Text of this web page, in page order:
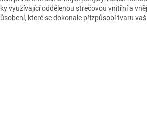
využívající oddělenou strečovou vnitřní a
které se dokonale přizpůsobí tvaru